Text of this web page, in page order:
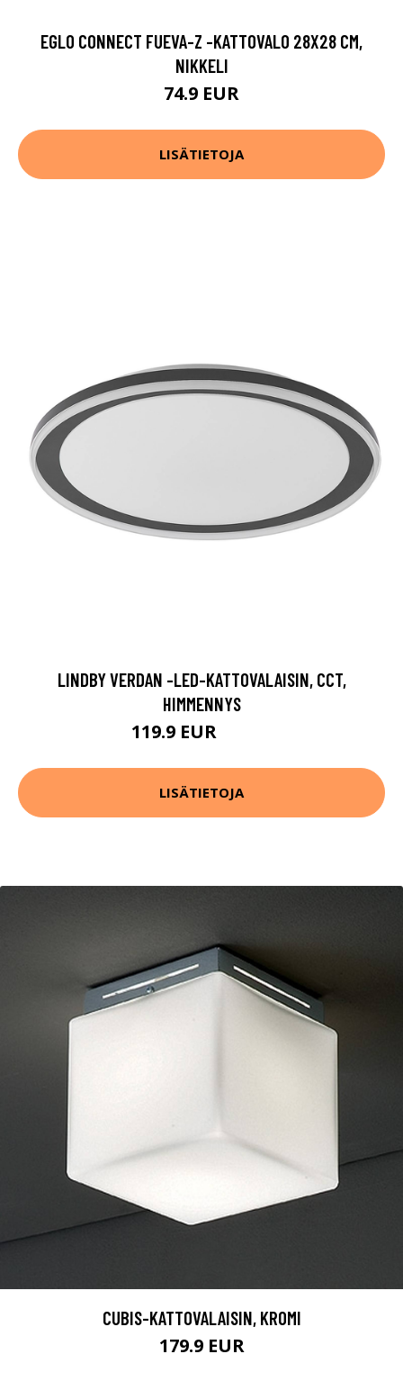
EGLO CONNECT FUEVA-Z -KATTOVALO 28X28 CM,
NIKKELI
74.9 EUR
LISÄTIETOJA
LINDBY VERDAN -LED-KATTOVALAISIN, CCT,
HIMMENNYS
119.9 EUR
LISÄTIETOJA
CUBIS-KATTOVALAISIN, KROMI
179.9 EUR